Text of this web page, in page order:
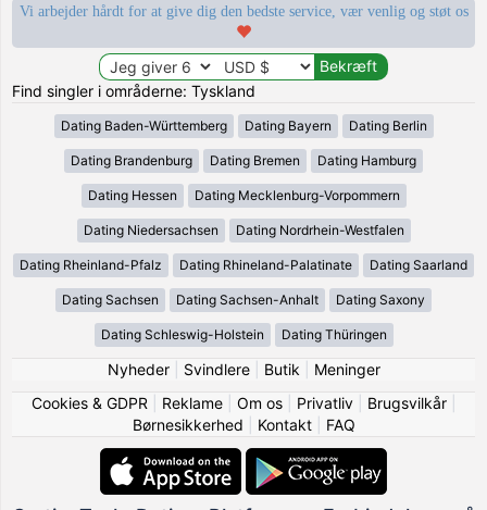
Vi arbejder hårdt for at give dig den bedste service, vær venlig og støt os
Find singler i områderne: Tyskland
Dating Baden-Württemberg Dating Bayern Dating Berlin
Dating Brandenburg Dating Bremen Dating Hamburg
Dating Hessen Dating Mecklenburg-Vorpommern
Dating Niedersachsen Dating Nordrhein-Westfalen
Dating Rheinland-Pfalz Dating Rhineland-Palatinate Dating Saarland
Dating Sachsen Dating Sachsen-Anhalt Dating Saxony
Dating Schleswig-Holstein Dating Thüringen
Nyheder| Svindlere| Butik
Meninger
Cookies & GDPR
Reklame| Om os| Privatliv| Brugsvilkår|
Børnesikkerhed
Kontakt| FAQ